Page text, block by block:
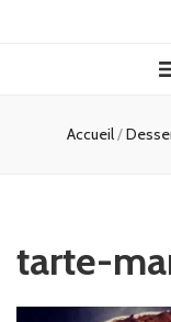
Accueil/
tarte-